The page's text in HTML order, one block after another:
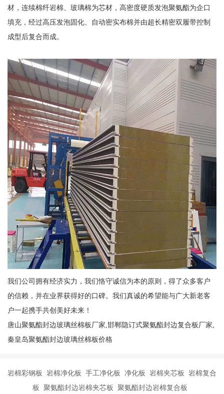
材，连续棉纤岩棉、玻璃棉为芯材，高密度硬质发泡聚氨酯为企口
填充，经过高压发泡固化、自动密实布棉并由超长精密双履带控制
成型后复合而成。
我们公司拥有经济实力，我们恪守诚信为本的原则，得了众多客户
的信赖，并在业界获得好的口碑。我们真诚的希望能与广大新老客
户一起携手共创美好未来！
唐山聚氨酯封边玻璃丝棉板厂家,邯郸隐订式聚氨酯封边复合板厂家,
秦皇岛聚氨酯封边玻璃丝棉板价格
岩棉彩钢板 岩棉净化板 手工净化板 净化板 岩棉夹芯板 岩棉复合
板 聚氨酯封边岩棉夹芯板 聚氨酯封边岩棉复合板